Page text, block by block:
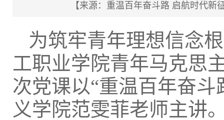
【来源：重温百年奋斗路 启航时代
为筑牢青年理想信念
工职业学院青年马克思
次党课以“重温百年奋
义学院范雯菲老师主讲